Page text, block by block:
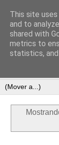
—Escritos de
This site
and to
shared with
metrics to
statistics,